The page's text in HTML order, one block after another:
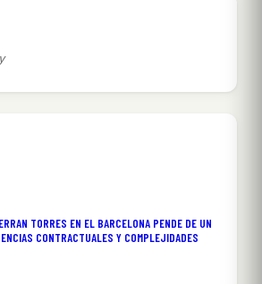
TORRES EN EL BARCELONA PENDE DE UN
CONTRACTUALES Y COMPLEJIDADES